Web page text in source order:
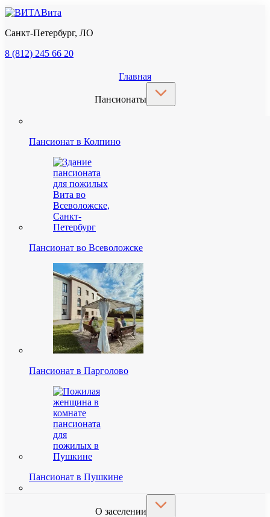
Вита
Санкт-Петербург, ЛО
8 (812) 245 66 20
Главная
Пансионаты
Пансионат в Колпино
Пансионат во Всеволожске
Пансионат в Парголово
Пансионат в Пушкине
О заселении